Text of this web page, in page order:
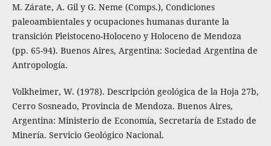
M. Zárate, A. Gil y G. Neme (Comps.), Condiciones
paleoambientales y ocupaciones humanas durante la
transición Pleistoceno-Holoceno y Holoceno de Mendoza
(pp. 65-94). Buenos Aires, Argentina: Sociedad Argentina de
Antropología.
Volkheimer, W. (1978). Descripción geológica de la Hoja 27b,
Cerro Sosneado, Provincia de Mendoza. Buenos Aires,
Argentina: Ministerio de Economía, Secretaría de Estado de
Minería. Servicio Geológico Nacional.